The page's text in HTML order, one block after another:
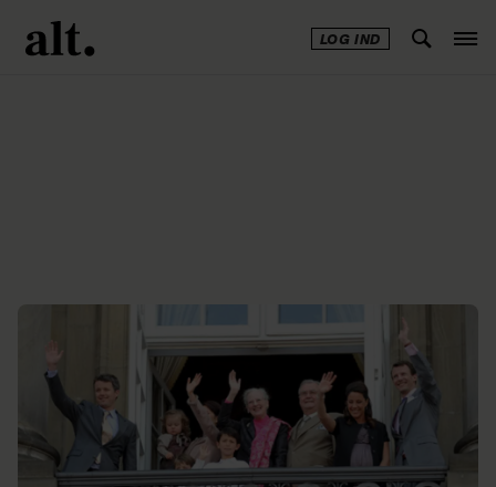
LOG IND